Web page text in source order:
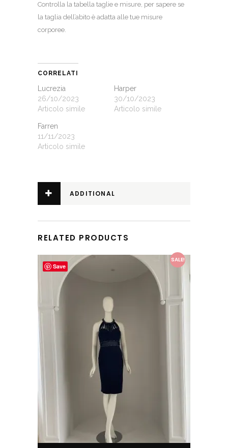
Controlla la tabella taglie e misure, per sapere se
la taglia dell’abito è adatta alle tue misure
corporee.
CORRELATI
Lucrezia
26/10/2023
Articolo simile
Harper
30/10/2023
Articolo simile
Farren
11/11/2023
Articolo simile
ADDITIONAL
RELATED PRODUCTS
Save
SALE!
This product has multiple variants. The options may be chosen on the product page